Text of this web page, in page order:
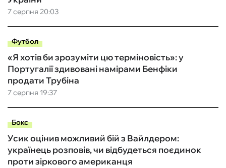
7 серпня 20:03
Футбол
7 серпня 19:37
«Я хотів би зрозуміти цю терміновість»: у
Португалії здивовані намірами Бенфіки
продати Трубіна
Бокс
Усик оцінив можливий бій з Вайлдером:
українець розповів, чи відбудеться поєдинок
проти зіркового американця